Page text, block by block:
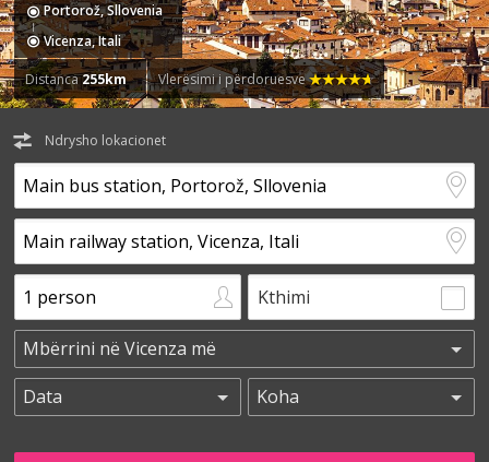
Portorož, Sllovenia
Vicenza, Itali
Distanca255km Vlerësimi i përdoruesve
Ndrysho lokacionet
Kthimi